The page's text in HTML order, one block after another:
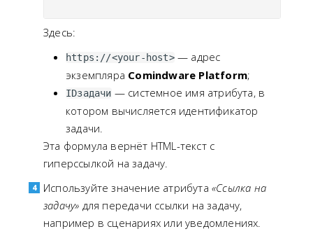
Здесь:
https://<your-host>— адрес
экземпляра Comindware Platform;
IDзадачи — системное имя атрибута, в
котором вычисляется идентификатор
задачи.
Эта формула вернёт HTML-текст с
гиперссылкой на задачу.
Используйте значение атрибута «Ссылка на
задачу» для передачи ссылки на задачу,
например в сценариях или уведомлениях.